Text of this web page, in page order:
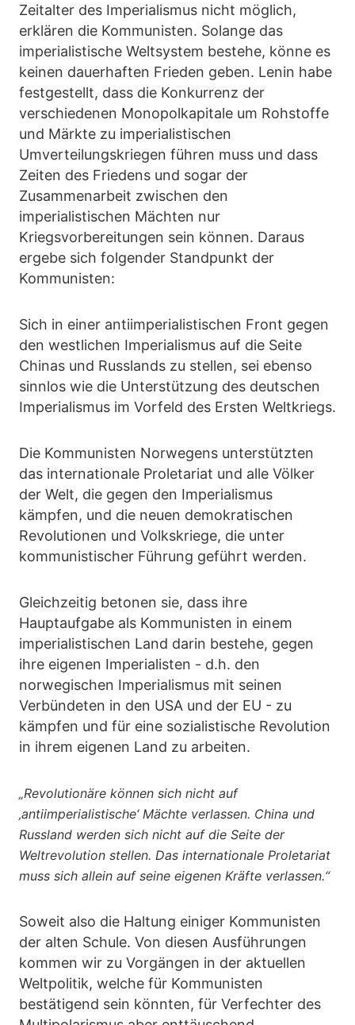
Zeitalter des Imperialismus nicht möglich,
erklären die Kommunisten. Solange das
imperialistische Weltsystem bestehe, könne es
keinen dauerhaften Frieden geben. Lenin habe
festgestellt, dass die Konkurrenz der
verschiedenen Monopolkapitale um Rohstoffe
und Märkte zu imperialistischen
Umverteilungskriegen führen muss und dass
Zeiten des Friedens und sogar der
Zusammenarbeit zwischen den
imperialistischen Mächten nur
Kriegsvorbereitungen sein können. Daraus
ergebe sich folgender Standpunkt der
Kommunisten:
Sich in einer antiimperialistischen Front gegen
den westlichen Imperialismus auf die Seite
Chinas und Russlands zu stellen, sei ebenso
sinnlos wie die Unterstützung des deutschen
Imperialismus im Vorfeld des Ersten Weltkriegs.
Die Kommunisten Norwegens unterstützten
das internationale Proletariat und alle Völker
der Welt, die gegen den Imperialismus
kämpfen, und die neuen demokratischen
Revolutionen und Volkskriege, die unter
kommunistischer Führung geführt werden.
Gleichzeitig betonen sie, dass ihre
Hauptaufgabe als Kommunisten in einem
imperialistischen Land darin bestehe, gegen
ihre eigenen Imperialisten - d.h. den
norwegischen Imperialismus mit seinen
Verbündeten in den USA und der EU - zu
kämpfen und für eine sozialistische Revolution
in ihrem eigenen Land zu arbeiten.
„Revolutionäre können sich nicht auf
‚antiimperialistische‘ Mächte verlassen. China und
Russland werden sich nicht auf die Seite der
Weltrevolution stellen. Das internationale Proletariat
muss sich allein auf seine eigenen Kräfte verlassen.“
Soweit also die Haltung einiger Kommunisten
der alten Schule. Von diesen Ausführungen
kommen wir zu Vorgängen in der aktuellen
Weltpolitik, welche für Kommunisten
bestätigend sein könnten, für Verfechter des